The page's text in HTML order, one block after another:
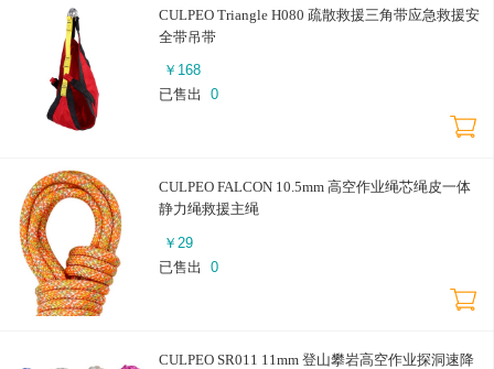
CULPEO Triangle H080 疏散救援三角带应急救援安
全带吊带
￥ 168
已售出
0
CULPEO FALCON 10.5mm 高空作业绳芯绳皮一体
静力绳救援主绳
￥ 29
已售出
0
CULPEO SR011 11mm 登山攀岩高空作业探洞速降